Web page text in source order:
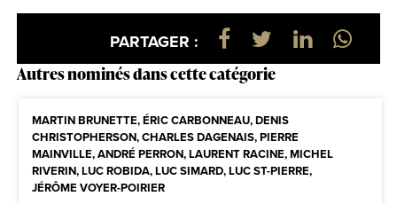
PARTAGER :
Autres nominés dans cette catégorie
MARTIN BRUNETTE, ÉRIC CARBONNEAU, DENIS
CHRISTOPHERSON, CHARLES DAGENAIS, PIERRE
MAINVILLE, ANDRÉ PERRON, LAURENT RACINE, MICHEL
RIVERIN, LUC ROBIDA, LUC SIMARD, LUC ST-PIERRE,
JÉRÔME VOYER-POIRIER